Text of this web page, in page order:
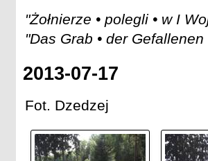
"Żołnierze • polegli • w I
"Das Grab • der
2013-07-17
Fot. Dzedzej